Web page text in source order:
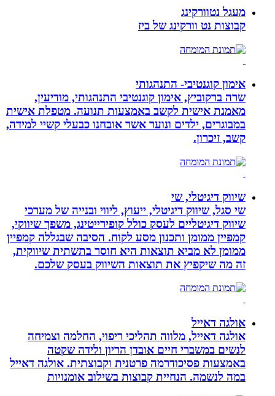
מעגל נטוורקינג
קבוצות נט וורקינג של ביז
אימון קוגנטיבי- התנהגותי
שרה ברקוביץ, אימון קוגנטיבי התנהגותי, מודיעין,
מאמנת אישית לקשב באמצעות תנועה. מטפלת אישית
במבוגרים, ילדים ונוער אשר אובחנו כבעלי קשיי למידה,
קשב, זיכרון.
שיווק דיגיטלי, שי
שי סגל, שיווק דיגיטלי, ייעוץ, ליווי ובנייה של מערכי
שיווק דיגיטליים לעסק כולל קופירייטינג, משפך שיווקי,
קמפיין ממומן ותכנון מסע לקוח. הסיבה שבגללה קמפיין
ממומן לא מביא תוצאות היא חוסר בתשתית שיווקית,
זה מה שיקפיץ את תוצאות השיווק בעסק שלכם.
אולגה דאייל
אולגה דאייל, מלווה תהליכי ריפוי, החלמה וצמיחה
לנשים במשברי חיים אובדן הריון ולידה שקטה
באמצעות פסיכודרמה פרטנית וקבוצתית. אולגה דאייל
במה לנשמה. ‏הנחיית קבוצות בשילוב אומנויות‏